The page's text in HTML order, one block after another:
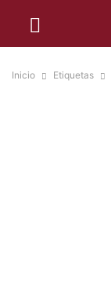
Inicio Etiquetas